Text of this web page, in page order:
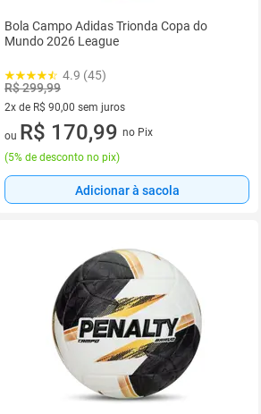
Bola Campo Adidas Trionda Copa do
Mundo 2026 League
4.9 (45)
R$ 299,99
2x de R$ 90,00 sem juros
2 vez de R$ 90,00 sem juros
ou R$ 170,99 no Pix
(5% de desconto no pix)
Adicionar à sacola